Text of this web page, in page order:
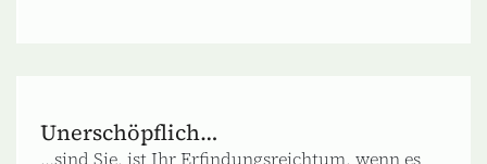
Unerschöpflich…
…sind Sie, ist Ihr Erfindungsreichtum, wenn es